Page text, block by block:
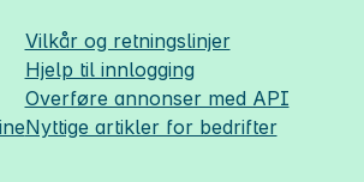
Vilkår og retningslinjer
Hjelp til innlogging
Overføre annonser med API
Nyttige artikler for bedrifter